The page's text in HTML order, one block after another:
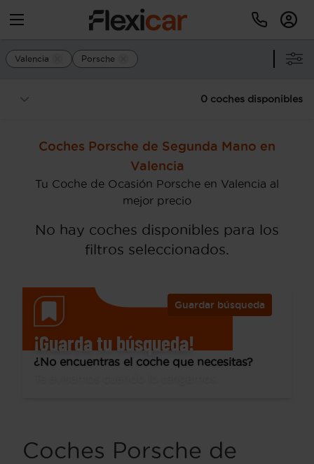
Valencia Porsche
0 coches disponibles
Coches Porsche de Segunda Mano en
Valencia
Tu Coche de Ocasión Porsche en Valencia al
mejor precio
No hay coches disponibles para los
filtros seleccionados.
Guardar búsqueda
¡Guarda tu búsqueda!
¿No encuentras el coche que necesitas?
Coches Porsche de